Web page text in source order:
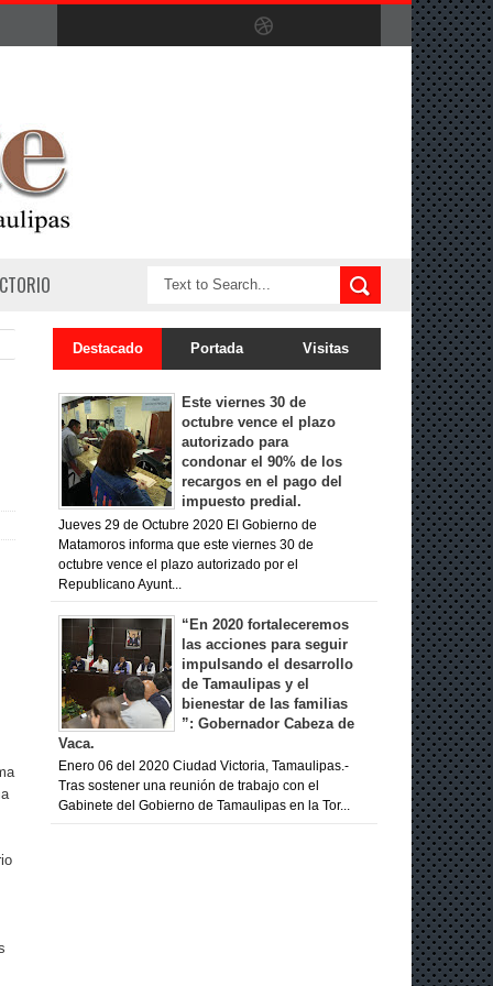
Destacado Portada Visitas
Este viernes 30 de
octubre vence el plazo
autorizado para
condonar el 90% de los
recargos en el pago del
impuesto predial.
Jueves 29 de Octubre 2020 El Gobierno de
Matamoros informa que este viernes 30 de
octubre vence el plazo autorizado por el
Republicano Ayunt...
“En 2020 fortaleceremos
las acciones para seguir
impulsando el desarrollo
de Tamaulipas y el
bienestar de las familias
”: Gobernador Cabeza de
Vaca.
Enero 06 del 2020 Ciudad Victoria, Tamaulipas.-
Tras sostener una reunión de trabajo con el
Gabinete del Gobierno de Tamaulipas en la Tor...